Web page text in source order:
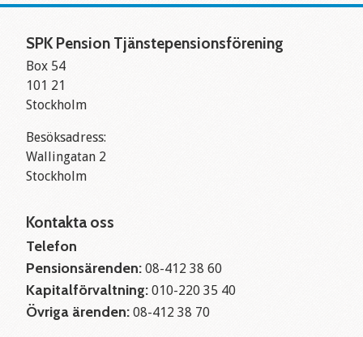
SPK Pension Tjänstepensionsförening
Box 54
101 21
Stockholm
Besöksadress:
Wallingatan 2
Stockholm
Kontakta oss
Telefon
Pensionsärenden: 08-412 38 60
Kapitalförvaltning: 010-220 35 40
Övriga ärenden: 08-412 38 70